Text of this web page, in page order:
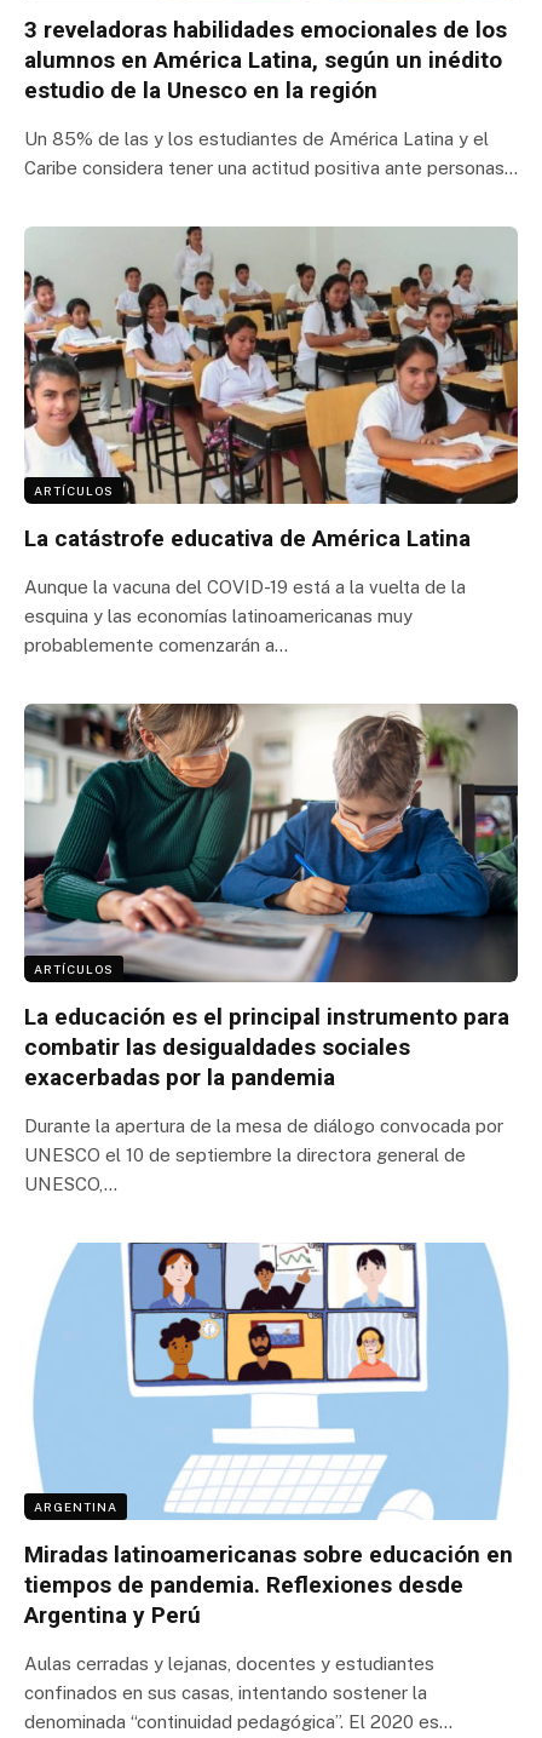
3 reveladoras habilidades emocionales de los
alumnos en América Latina, según un inédito
estudio de la Unesco en la región
Un 85% de las y los estudiantes de América Latina y el
Caribe considera tener una actitud positiva ante personas…
ARTÍCULOS
La catástrofe educativa de América Latina
Aunque la vacuna del COVID-19 está a la vuelta de la
esquina y las economías latinoamericanas muy
probablemente comenzarán a…
ARTÍCULOS
La educación es el principal instrumento para
combatir las desigualdades sociales
exacerbadas por la pandemia
Durante la apertura de la mesa de diálogo convocada por
UNESCO el 10 de septiembre la directora general de
UNESCO,…
ARGENTINA
Miradas latinoamericanas sobre educación en
tiempos de pandemia. Reflexiones desde
Argentina y Perú
Aulas cerradas y lejanas, docentes y estudiantes
confinados en sus casas, intentando sostener la
denominada “continuidad pedagógica”. El 2020 es…